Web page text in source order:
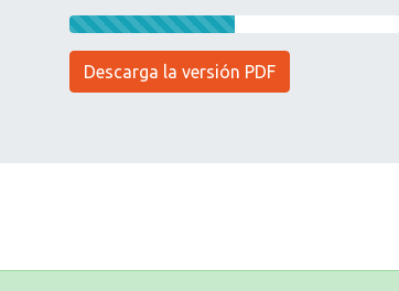
Descarga la versión PDF